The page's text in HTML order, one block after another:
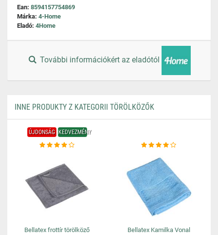
Ean: 8594157754869
Márka: 4-Home
Eladó: 4Home
További információkért az eladótól
INNE PRODUKTY Z KATEGORII TÖRÖLKÖZŐK
ÚJDONSÁG KEDVEZMÉNY
Bellatex frottír törölköző
Bellatex Kamilka Vonal